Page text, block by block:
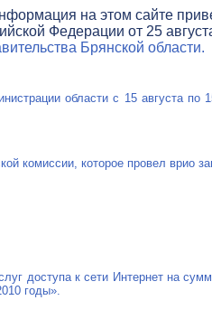
на этом сайте
Федерации от 25
Брянской области.
области с 15 августа по
комиссии, которое провел врио
доступа к сети Интернет на
годы».